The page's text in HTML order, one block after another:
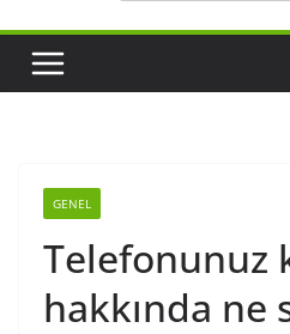
GENEL
Telefonunuz
hakkında ne